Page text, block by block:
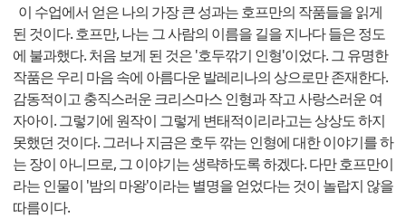
이 수업에서 얻은 나의 가장 큰 성과는 호프만의 작품들을 읽게
된 것이다. 호프만, 나는 그 사람의 이름을 길을 지나다 들은 정도
에 불과했다. 처음 보게 된 것은 '호두깎기 인형'이었다. 그 유명한
작품은 우리 마음 속에 아름다운 발레리나의 상으로만 존재한다.
감동적이고 충직스러운 크리스마스 인형과 작고 사랑스러운 여
자아이. 그렇기에 원작이 그렇게 변태적이리라고는 상상도 하지
못했던 것이다. 그러나 지금은 호두 깎는 인형에 대한 이야기를 하
는 장이 아니므로, 그 이야기는 생략하도록 하겠다. 다만 호프만이
라는 인물이 '밤의 마왕'이라는 별명을 얻었다는 것이 놀랍지 않을
따름이다.